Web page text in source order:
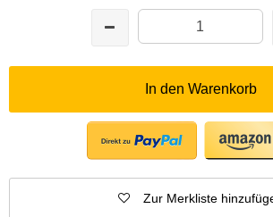
In den Warenkorb
Zur Merkliste